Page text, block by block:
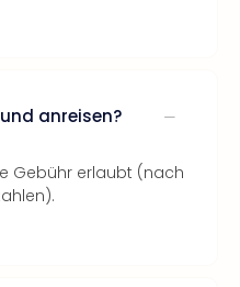
anreisen?
Gebühr erlaubt (nach